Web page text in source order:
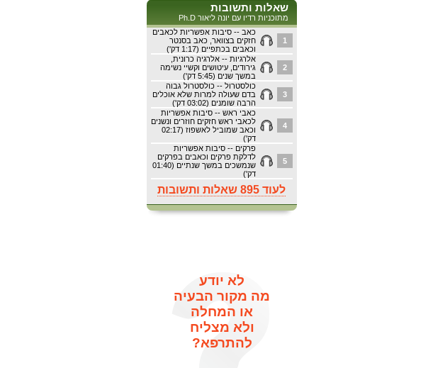
שאלות ותשובות
מתוכניות רדיו עם יונה ליאור Ph.D
כאב -- סיבות אפשריות לכאבים
חזקים בצוואר, כאב בסנטר
וכאבים בכתפיים (1:17 דק')
1
אלרגיות -- אלרגיה כרונית,
גירודים, עיטושים וקשיי נשימה
במשך שנים (5:45 דק')
2
כולסטרול -- כולסטרול גבוה
בדם שעולה למרות שלא אוכלים
הרבה שומנים (03:02 דק')
3
כאבי ראש -- סיבות אפשריות
לכאבי ראש חזקים חוזרים ונשנים
וכאב שמוביל לאשפוז (02:17
דק')
4
פרקים -- סיבות אפשריות
לדלקת פרקים וכאבים בפרקים
שנמשכים במשך שנתיים (01:40
דק')
5
לעוד 895 שאלות ותשובות
לא יודע
מה מקור הבעיה
או המחלה
ולא מצליח
להתרפא?